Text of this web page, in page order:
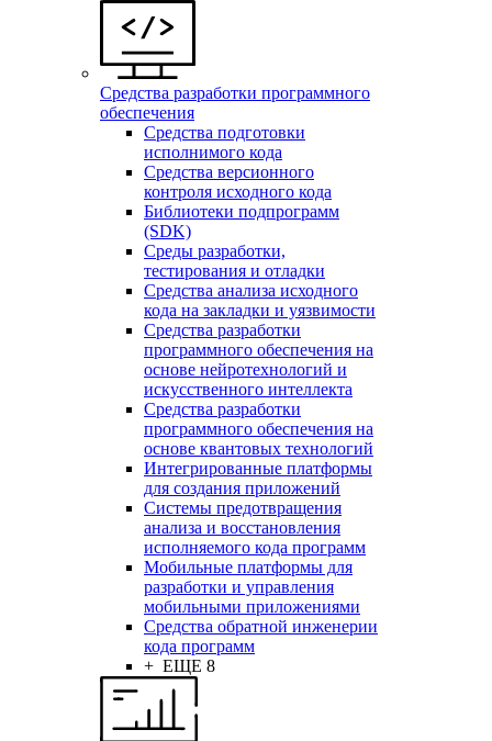
Средства разработки программного
обеспечения
Средства подготовки
исполнимого кода
Средства версионного
контроля исходного кода
Библиотеки подпрограмм
(SDK)
Среды разработки,
тестирования и отладки
Средства анализа исходного
кода на закладки и уязвимости
Средства разработки
программного обеспечения на
основе нейротехнологий и
искусственного интеллекта
Средства разработки
программного обеспечения на
основе квантовых технологий
Интегрированные платформы
для создания приложений
Системы предотвращения
анализа и восстановления
исполняемого кода программ
Мобильные платформы для
разработки и управления
мобильными приложениями
Средства обратной инженерии
кода программ
+ ЕЩЕ 8